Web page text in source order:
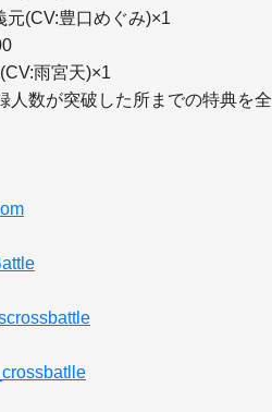
(CV:豊口めぐみ)×1
雨宮天)×1
数が突破した所までの特典を全